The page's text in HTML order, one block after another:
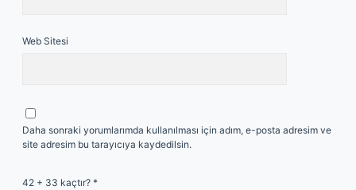
Web Sitesi
Daha sonraki yorumlarımda kullanılması için adım, e-posta adresim ve
site adresim bu tarayıcıya kaydedilsin.
42 + 33 kaçtır? *